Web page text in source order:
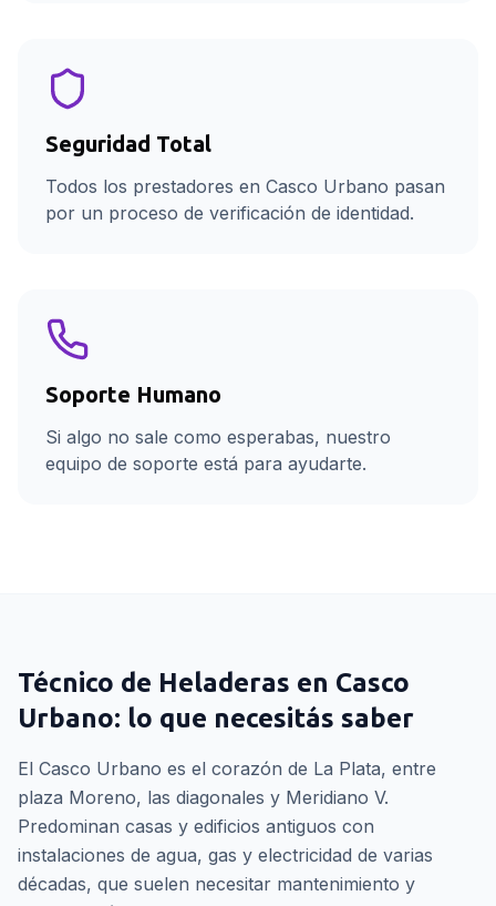
Seguridad Total
Todos los prestadores en Casco Urbano pasan
por un proceso de verificación de identidad.
Soporte Humano
Si algo no sale como esperabas, nuestro
equipo de soporte está para ayudarte.
Técnico de Heladeras en Casco
Urbano: lo que necesitás saber
El Casco Urbano es el corazón de La Plata, entre
plaza Moreno, las diagonales y Meridiano V.
Predominan casas y edificios antiguos con
instalaciones de agua, gas y electricidad de varias
décadas, que suelen necesitar mantenimiento y